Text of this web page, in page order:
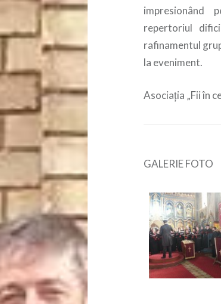
impresionând
repertoriul
rafinamentul
la eveniment.
Asociaţia „Fii în
GALERIE FOTO